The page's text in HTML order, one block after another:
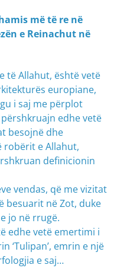
më të re në
e Reinachut në
të Allahut, është vetë
europiane,
i saj me përplot
edhe vetë
besojnë dhe
robërit e Allahut,
definicionin
vendas, që me vizitat
besuarit në Zot, duke
jo në rrugë.
edhe vetë emertimi i
‘Tulipan’, emrin e një
e saj…